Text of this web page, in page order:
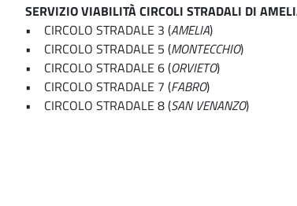
SERVIZIO VIABILITÀ CIRCOLI STRADALI DI
• CIRCOLO STRADALE 3 (AMELIA)
• CIRCOLO STRADALE 5 (MONTECCHIO)
• CIRCOLO STRADALE 6 (ORVIETO)
• CIRCOLO STRADALE 7 (FABRO)
• CIRCOLO STRADALE 8 (SAN VENANZO)